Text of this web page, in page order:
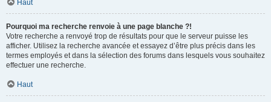
Haut
Pourquoi ma recherche renvoie à une page blanche ?!
Votre recherche a renvoyé trop de résultats pour que le serveur puisse les
afficher. Utilisez la recherche avancée et essayez d’être plus précis dans les
termes employés et dans la sélection des forums dans lesquels vous souhaitez
effectuer une recherche.
Haut